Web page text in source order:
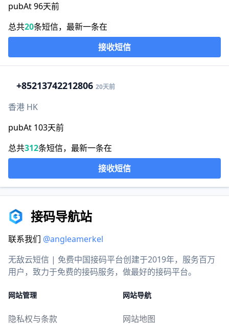
pubAt 96天前
总共20条短信，最新一条在
接收短信
+85213742212806 20天前
香港 HK
pubAt 103天前
总共312条短信，最新一条在
接收短信
接码导航站
联系我们 @angleamerkel
无敌云短信 | 免费中国接码平台创建于2019年，服务百万
用户，致力于免费的接码服务，做最好的接码平台。
网站管理
隐私权与条款
网站导航
网站地图